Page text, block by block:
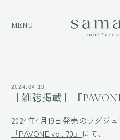
MENU
2024.04.19
［雑誌掲載］『
2024年4月19日発売のラグジ
『PAVONE vol. 70』 にて、